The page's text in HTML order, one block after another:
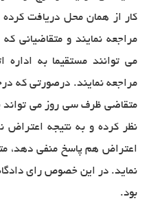
کار از همان محل دریافت کرده
مراجعه نمایند و متقاضیانی
می توانند مستقیما به
مراجعه نمایند. درصورتی که
متقاضی ظرف سی روز می تواند
نظر کرده و به نتیجه اعتراض
اعتراض هم پاسخ منفی دهد،
نماید. در این خصوص رای
بود.